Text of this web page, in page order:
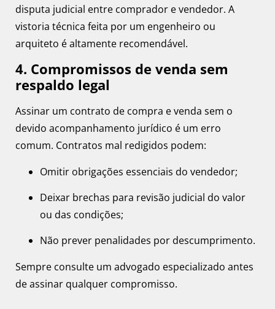
disputa judicial entre comprador e vendedor. A
vistoria técnica feita por um engenheiro ou
arquiteto é altamente recomendável.
4. Compromissos de venda sem
respaldo legal
Assinar um contrato de compra e venda sem o
devido acompanhamento jurídico é um erro
comum. Contratos mal redigidos podem:
Omitir obrigações essenciais do vendedor;
Deixar brechas para revisão judicial do valor
ou das condições;
Não prever penalidades por descumprimento.
Sempre consulte um advogado especializado antes
de assinar qualquer compromisso.